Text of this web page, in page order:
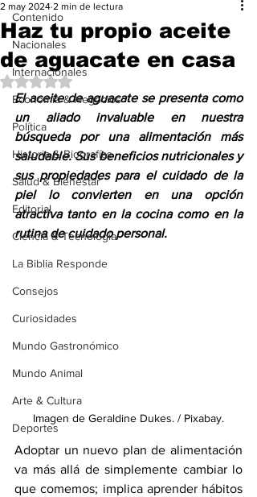
Contenido
Nacionales
Internacionales
Economía & Negocios
Política
Historia & Biografías
Salud & Bienestar
Editorial
Ciencia & Tecnología
La Biblia Responde
Consejos
Curiosidades
Mundo Gastronómico
Mundo Animal
Arte & Cultura
Deportes
Haz tu propio aceite
de aguacate en casa
2 may 2024 2 min de lectura
Obtuvo NaN de 5 estrellas.
El aceite de aguacate se presenta como
un aliado invaluable en nuestra
búsqueda por una alimentación más
saludable. Sus beneficios nutricionales y
sus propiedades para el cuidado de la
piel lo convierten en una opción
atractiva tanto en la cocina como en la
rutina de cuidado personal.
Imagen de Geraldine Dukes. / Pixabay.
Adoptar un nuevo plan de alimentación
va más allá de simplemente cambiar lo
que comemos; implica aprender hábitos